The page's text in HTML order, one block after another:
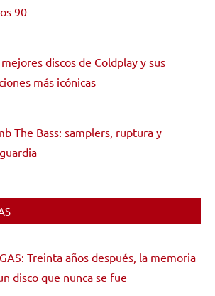
90
mejores discos de Coldplay y sus
más icónicas
The Bass: samplers, ruptura y
Treinta años después, la memoria
disco que nunca se fue